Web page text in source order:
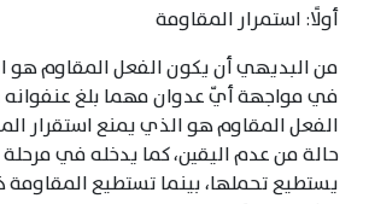
أولًا: استمرار المقاومة
من البديهي أن يكون الفعل المقاوم هو
في مواجهة أيّ عدوان مهما بلغ عنفوانه
الفعل المقاوم هو الذي يمنع استقرار
حالة من عدم اليقين، كما يدخله في مرحلة
يستطيع تحملها، بينما تستطيع المقاومة